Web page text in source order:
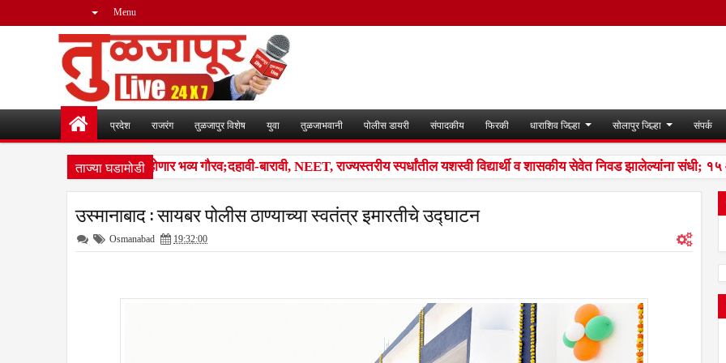
Menu
प्रदेश राजरंग तुळजापुर विशेष युवा तुळजाभवानी पोलीस डायरी संपादकीय फिरकी धाराशिव जिल्हा सोलापुर जिल्हा संपर्क
ताज्या घडामोडी
समाजातील गुणवंतांचा होणार भव्य गौरव;दहावी-बारावी, NEET, राज्यस्तरीय स्पर्धांतील यशस्वी विद्यार्थी व शासकीय सेवेत निवड झालेल्यांना संधी; १५
उस्मानाबाद : सायबर पोलीस ठाण्याच्या स्वतंत्र इमारतीचे उद्घाटन
Osmanabad 19:32:00